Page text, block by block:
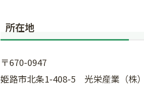
所在地
〒670-0947
姫路市北条1-408-5 光栄産業（株